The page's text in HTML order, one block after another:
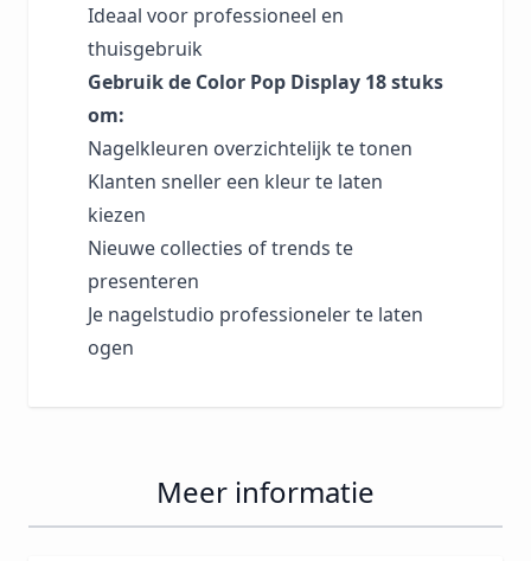
Ideaal voor professioneel en
thuisgebruik
Gebruik de Color Pop Display 18 stuks
om:
Nagelkleuren overzichtelijk te tonen
Klanten sneller een kleur te laten
kiezen
Nieuwe collecties of trends te
presenteren
Je nagelstudio professioneler te laten
ogen
Meer informatie